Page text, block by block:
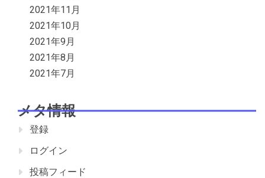
2021年11月
2021年10月
2021年9月
2021年8月
2021年7月
メタ情報
登録
ログイン
投稿フィード